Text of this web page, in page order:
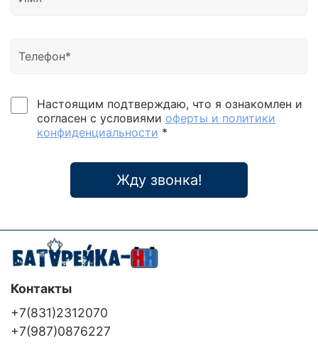
Настоящим подтверждаю, что я ознакомлен и
согласен с условиями оферты и политики
конфиденциальности *
Жду звонка!
Контакты
+7(831)2312070
+7(987)0876227